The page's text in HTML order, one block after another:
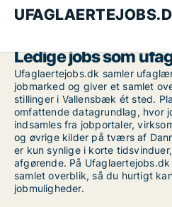
Ledige jobs som
Ufaglaertejobs.dk samler
jobmarked og giver et samlet
stillinger i Vallensbæk ét sted.
omfattende datagrundlag, hvor
indsamles fra jobportaler,
og øvrige kilder på tværs af
er kun synlige i korte
afgørende. På
samlet overblik, så du hurtigt
jobmuligheder.